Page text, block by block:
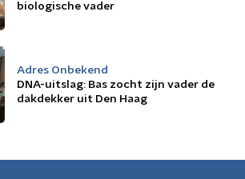
biologische vader
Adres Onbekend
DNA-uitslag: Bas zocht zijn vader de
dakdekker uit Den Haag